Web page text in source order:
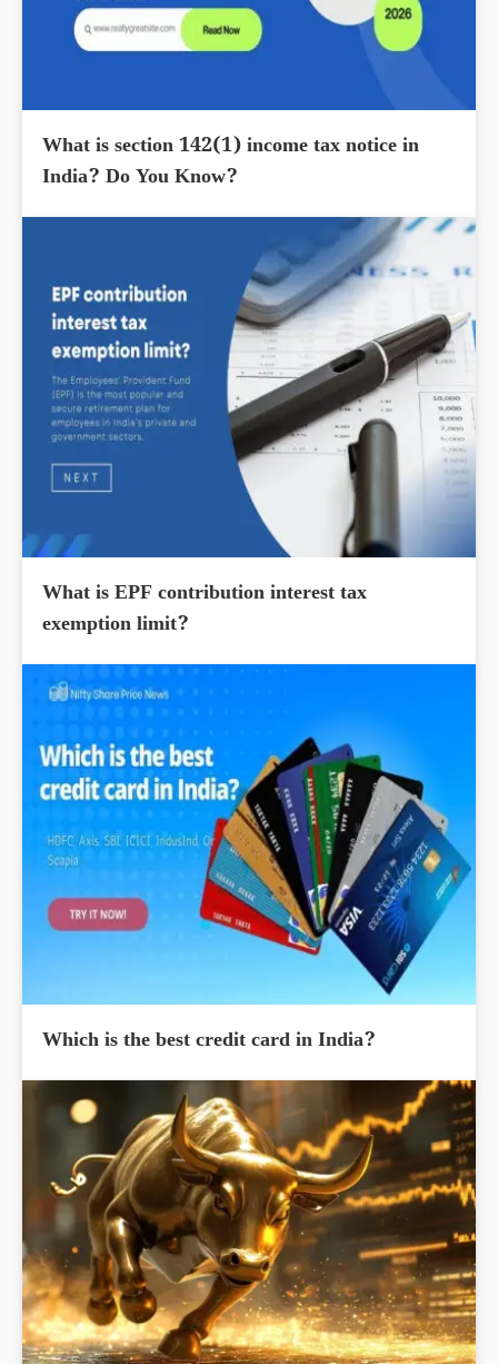
What is section 142(1) income tax notice in
India? Do You Know?
What is EPF contribution interest tax
exemption limit?
Which is the best credit card in India?